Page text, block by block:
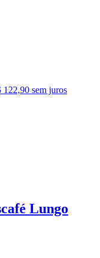
122,90 sem juros
Lungo